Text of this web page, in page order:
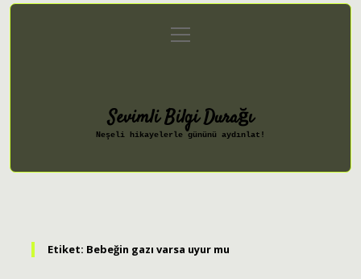
Gizlilik Politikası
menüyü
aç
Sevimli Bilgi Durağı
Neşeli hikayelerle gününü aydınlat!
Etiket: Bebeğin gazı varsa uyur mu